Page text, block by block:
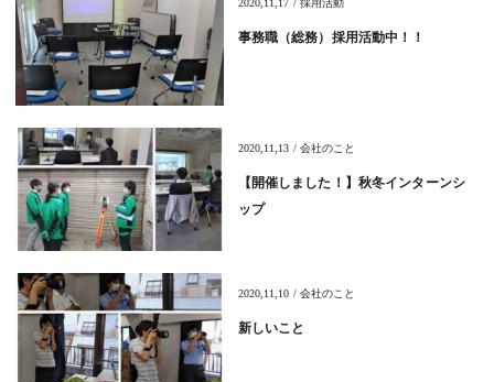
2020,11,17 / 採用活動
事務職（総務）採用活動中！！
2020,11,13 / 会社のこと
【開催しました！】秋冬インターンシ
ップ
2020,11,10 / 会社のこと
新しいこと